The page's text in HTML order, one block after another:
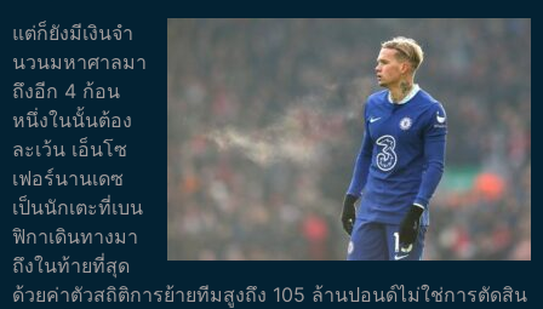
แต่ก็ยังมีเงินจํา
นวนมหาศาลมา
ถึงอีก 4 ก้อน
หนึ่งในนั้นต้อง
ละเว้น เอ็นโซ
เฟอร์นานเดซ
เป็นนักเตะที่เบน
ฟิกาเดินทางมา
ถึงในท้ายที่สุด
ด้วยค่าตัวสถิติการย้ายทีมสูงถึง 105 ล้านปอนด์ไม่ใช่การตัดสิน